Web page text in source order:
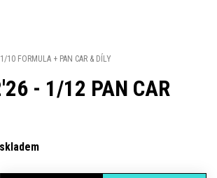
10 FORMULA + PAN CAR & DÍLY
- 1/12 PAN CAR